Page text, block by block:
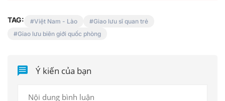
TAG: Việt Nam - Lào
Giao lưu sĩ quan trẻ
Giao lưu biên giới quốc phòng
Ý kiến của bạn